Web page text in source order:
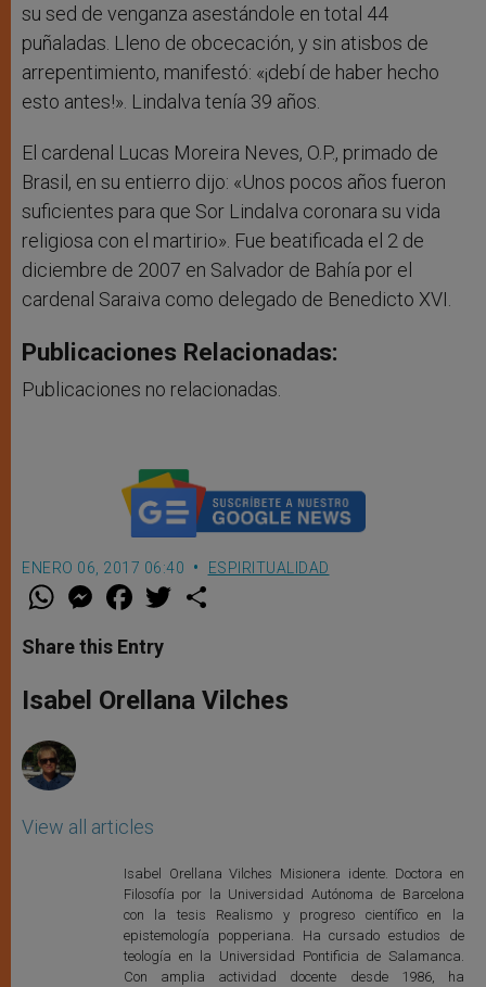
su sed de venganza asestándole en total 44
puñaladas. Lleno de obcecación, y sin atisbos de
arrepentimiento, manifestó: «¡debí de haber hecho
esto antes!». Lindalva tenía 39 años.
El cardenal Lucas Moreira Neves, O.P., primado de
Brasil, en su entierro dijo: «Unos pocos años fueron
suficientes para que Sor Lindalva coronara su vida
religiosa con el martirio». Fue beatificada el 2 de
diciembre de 2007 en Salvador de Bahía por el
cardenal Saraiva como delegado de Benedicto XVI.
Publicaciones Relacionadas:
Publicaciones no relacionadas.
ENERO 06, 2017 06:40 ESPIRITUALIDAD
W
t
s
p
p
M
e
s
e
g
e
F
a
e
b
o
k
w
r
Share this Entry
Isabel Orellana Vilches
View all articles
Isabel Orellana Vilches Misionera idente. Doctora en
Filosofía por la Universidad Autónoma de Barcelona
con la tesis Realismo y progreso científico en la
epistemología popperiana. Ha cursado estudios de
teología en la Universidad Pontificia de Salamanca.
Con amplia actividad docente desde 1986, ha